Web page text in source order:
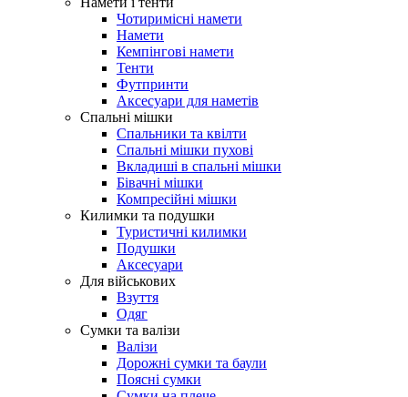
Чотиримісні намети
Намети
Кемпінгові намети
Тенти
Футпринти
Аксесуари для наметів
Спальні мішки
Спальники та квілти
Спальні мішки пухові
Вкладиші в спальні мішки
Бівачні мішки
Компресійні мішки
Килимки та подушки
Туристичні килимки
Подушки
Аксесуари
Для військових
Взуття
Одяг
Сумки та валізи
Валізи
Дорожні сумки та баули
Поясні сумки